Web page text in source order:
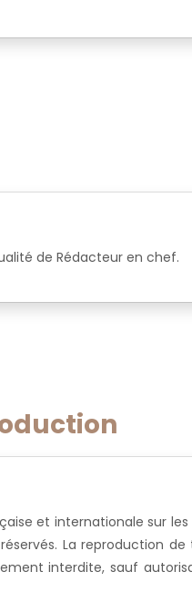
de Rédacteur en chef.
et internationale sur les
La reproduction
interdite, sauf